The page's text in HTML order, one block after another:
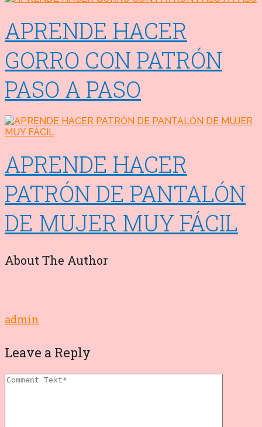
APRENDE HACER
GORRO CON PATRÓN
PASO A PASO
APRENDE HACER
PATRÓN DE PANTALÓN
DE MUJER MUY FÁCIL
About The Author
admin
Leave a Reply